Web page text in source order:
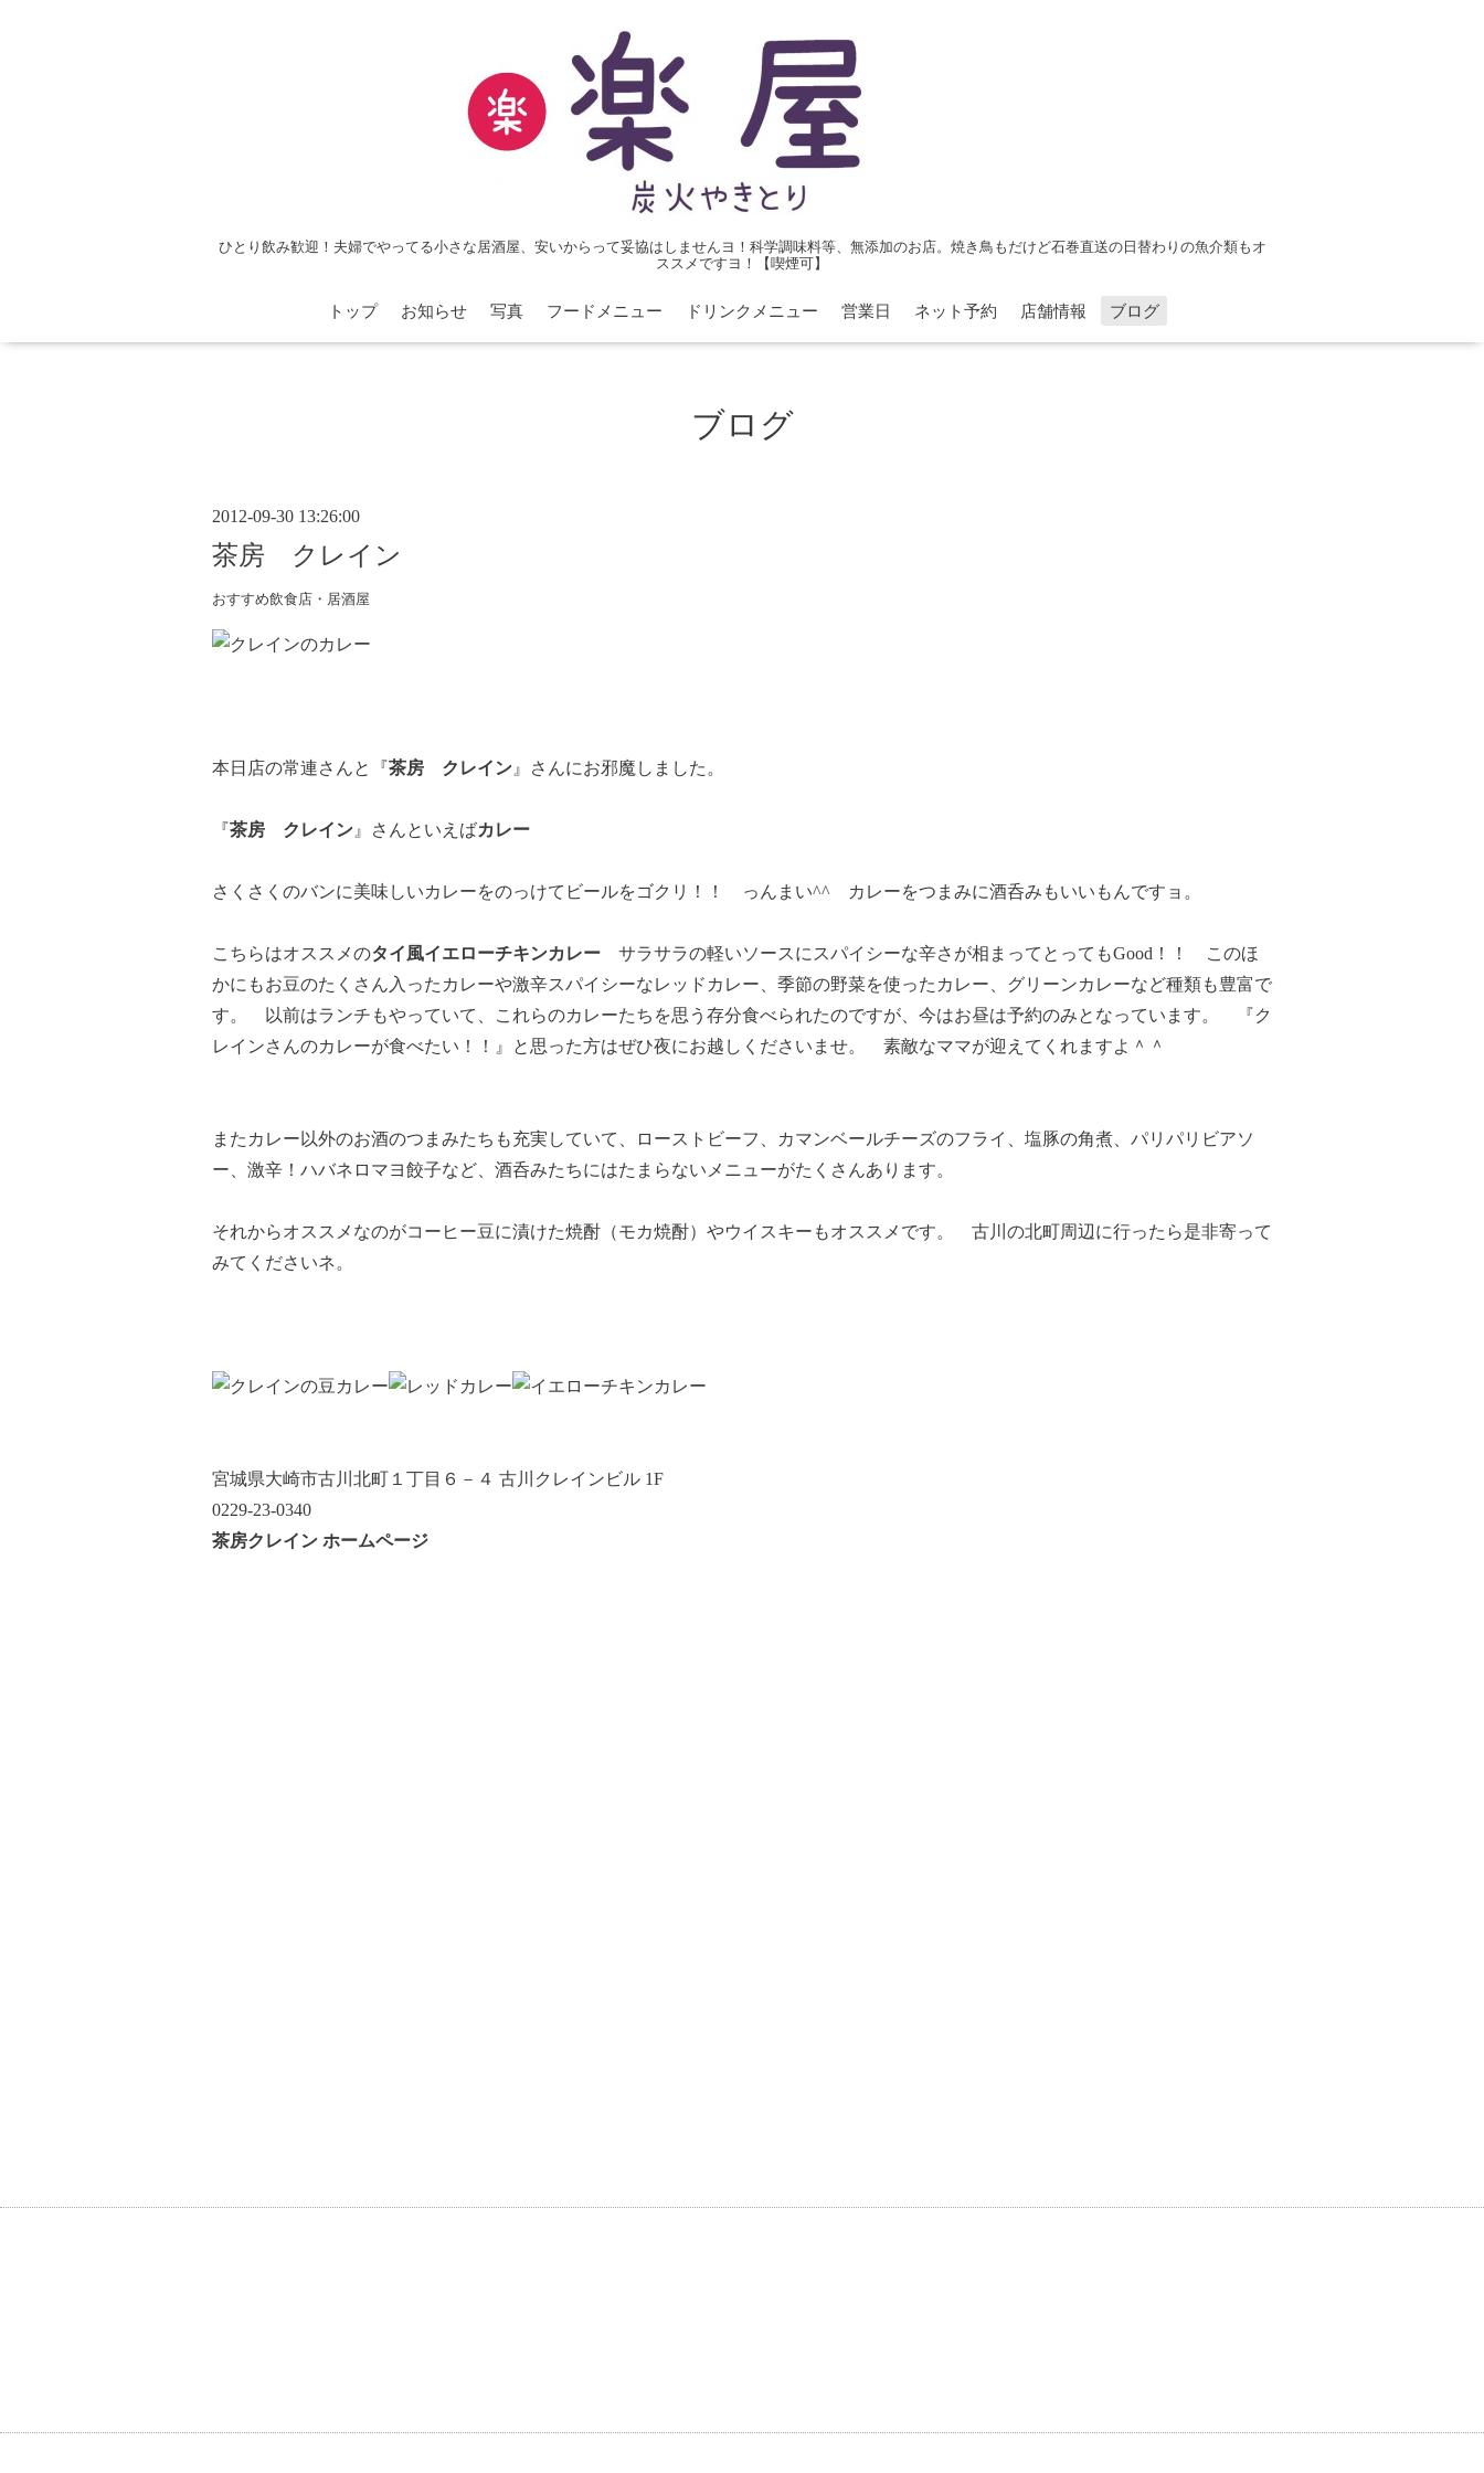
ひとり飲み歓迎！夫婦でやってる小さな居酒屋、安いからって妥協はしませんヨ！科学調味料等、無添加のお店。焼き鳥もだけど石巻直送の日替わりの魚介類もオ
ススメですヨ！【喫煙可】
トップ お知らせ 写真 フードメニュー ドリンクメニュー 営業日 ネット予約 店舗情報 ブログ
ブログ
2012-09-30 13:26:00
茶房 クレイン
おすすめ飲食店・居酒屋
本日店の常連さんと『茶房 クレイン 』さんにお邪魔しました。
『茶房 クレイン 』さんといえばカレー
さくさくのバンに美味しいカレーをのっけてビールをゴクリ！！ っんまい^^ カレーをつまみに酒呑みもいいもんですョ。
こちらはオススメのタイ風イエローチキンカレー サラサラの軽いソースにスパイシーな辛さが相まってとってもGood！！ このほ
かにもお豆のたくさん入ったカレーや激辛スパイシーなレッドカレー、季節の野菜を使ったカレー、グリーンカレーなど種類も豊富で
す。 以前はランチもやっていて、これらのカレーたちを思う存分食べられたのですが、今はお昼は予約のみとなっています。 『ク
レインさんのカレーが食べたい！！』と思った方はぜひ夜にお越しくださいませ。 素敵なママが迎えてくれますよ＾＾
またカレー以外のお酒のつまみたちも充実していて、ローストビーフ、カマンベールチーズのフライ、塩豚の角煮、パリパリビアソ
ー、激辛！ハバネロマヨ餃子など、酒呑みたちにはたまらないメニューがたくさんあります。
それからオススメなのがコーヒー豆に漬けた焼酎（モカ焼酎）やウイスキーもオススメです。 古川の北町周辺に行ったら是非寄って
みてくださいネ。
宮城県大崎市古川北町１丁目６－４ 古川クレインビル 1F
0229-23-0340 ‎
茶房クレイン ホームページ